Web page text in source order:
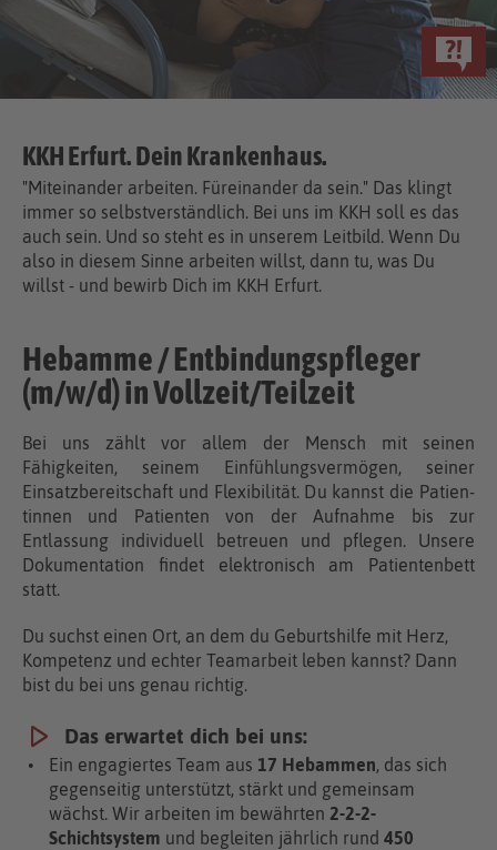
KKH Erfurt. Dein Kranken­haus.
"Miteinander arbeiten. Füreinander da sein." Das klingt
immer so selbstverständlich. Bei uns im KKH soll es das
auch sein. Und so steht es in unserem Leitbild. Wenn Du
also in diesem Sinne arbeiten willst, dann tu, was Du
willst - und bewirb Dich im KKH Erfurt.
Hebamme / Entbindungspfleger
(m/w/d) in Vollzeit/Teilzeit
Bei uns zählt vor allem der Mensch mit seinen
Fähigkeiten, seinem Einfühlungsvermögen, seiner
Einsatzbereitschaft und Flexibilität. Du kannst die Patien­
tinnen und Patienten von der Aufnahme bis zur
Entlassung individuell betreuen und pflegen. Unsere
Dokumentation findet elektronisch am Patientenbett
statt.
Du suchst einen Ort, an dem du Geburtshilfe mit Herz,
Kompetenz und echter Teamarbeit leben kannst? Dann
bist du bei uns genau richtig.
Das erwartet dich bei uns:
Ein engagiertes Team aus 17 Hebammen, das sich
gegenseitig unterstützt, stärkt und gemeinsam
wächst. Wir arbeiten im bewährten 2-2-2-
Schichtsystem und begleiten jährlich rund 450